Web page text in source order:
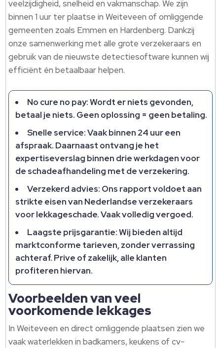
veelzijdigheid, snelheid en vakmanschap. We zijn
binnen 1 uur ter plaatse in Weiteveen of omliggende
gemeenten zoals Emmen en Hardenberg. Dankzij
onze samenwerking met alle grote verzekeraars en
gebruik van de nieuwste detectiesoftware kunnen wij
efficiënt én betaalbaar helpen.
No cure no pay: Wordt er niets gevonden,
betaal je niets. Geen oplossing = geen betaling.
Snelle service: Vaak binnen 24 uur een
afspraak. Daarnaast ontvang je het
expertiseverslag binnen drie werkdagen voor
de schadeafhandeling met de verzekering.
Verzekerd advies: Ons rapport voldoet aan
strikte eisen van Nederlandse verzekeraars
voor lekkageschade. Vaak volledig vergoed.
Laagste prijsgarantie: Wij bieden altijd
marktconforme tarieven, zonder verrassing
achteraf. Prive of zakelijk, alle klanten
profiteren hiervan.
Voorbeelden van veel
voorkomende lekkages
In Weiteveen en direct omliggende plaatsen zien we
vaak waterlekken in badkamers, keukens of cv-